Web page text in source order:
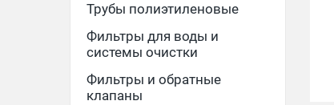
Трубы полиэтиленовые
Фильтры для воды и
системы очистки
Фильтры и обратные
клапаны